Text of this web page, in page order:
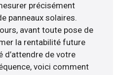
précisément
panneaux solaires.
avant toute pose de
la rentabilité future
d’attendre de votre
voici comment